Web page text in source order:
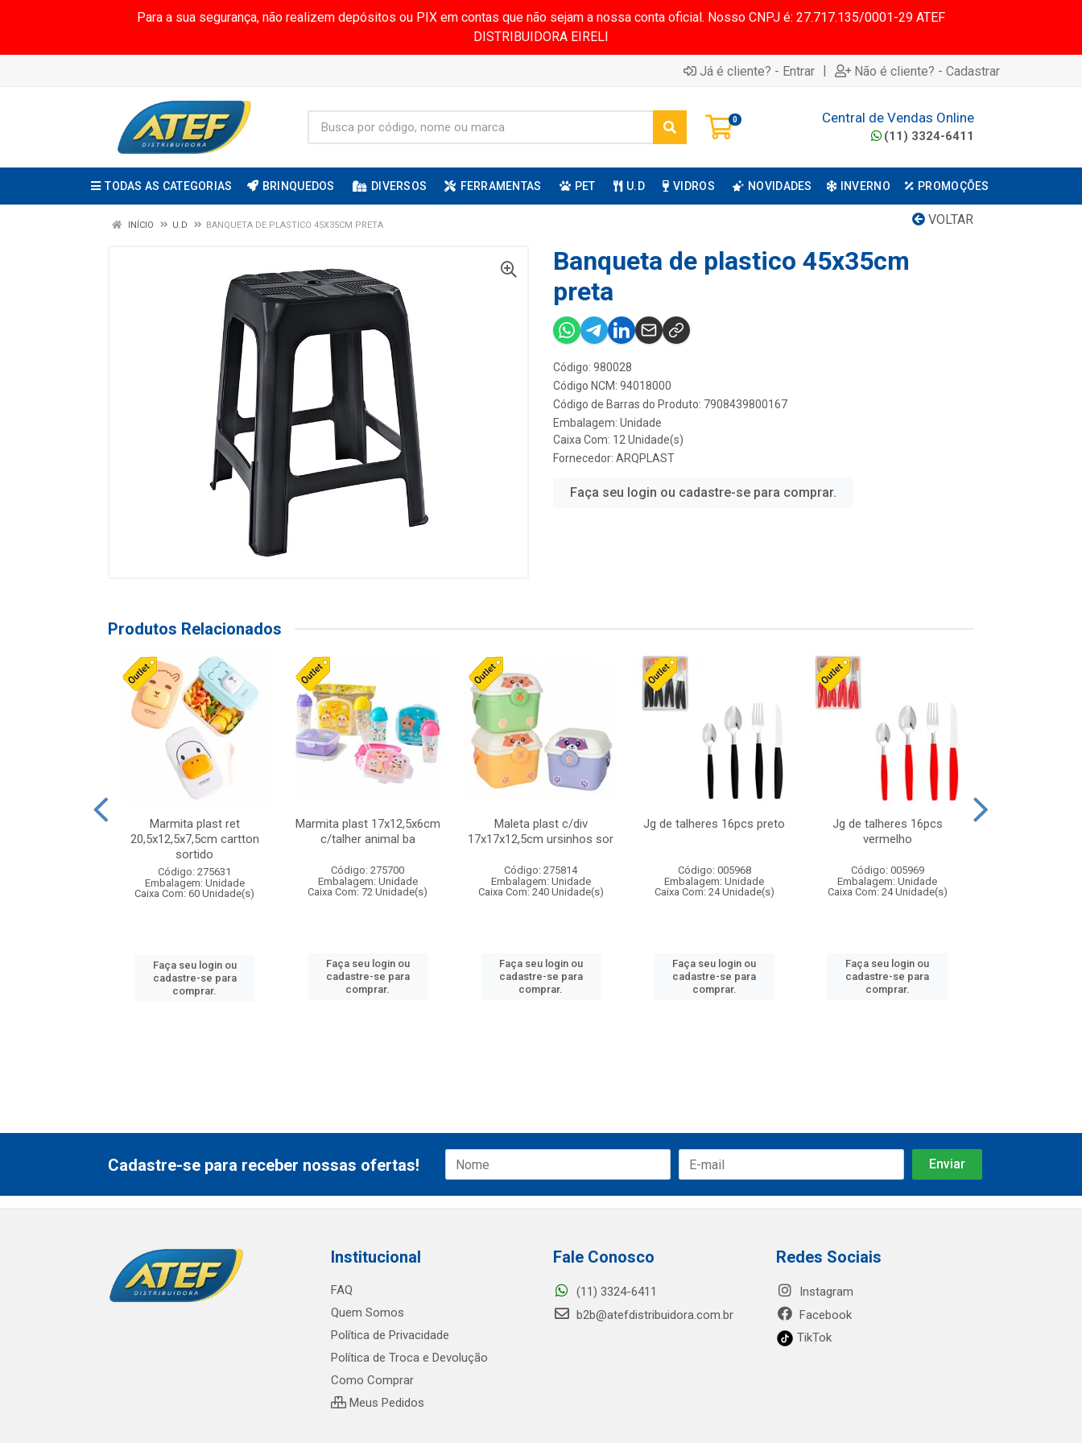
Para a sua segurança, não realizem depósitos ou PIX em contas que não sejam a nossa conta oficial. Nosso CNPJ é: 27.717.135/0001-29 ATEF
DISTRIBUIDORA EIRELI
Já é cliente? - Entrar | Não é cliente? - Cadastrar
0 Central de Vendas Online
(11) 3324-6411
TODAS AS CATEGORIAS BRINQUEDOS DIVERSOS FERRAMENTAS PET U.D VIDROS NOVIDADES INVERNO PROMOÇÕES
VOLTAR
INÍCIO U.D BANQUETA DE PLASTICO 45X35CM PRETA
Banqueta de plastico 45x35cm
preta
Código: 980028
Código NCM: 94018000
Código de Barras do Produto: 7908439800167
Embalagem: Unidade
Caixa Com: 12 Unidade(s)
Fornecedor: ARQPLAST
Faça seu login ou cadastre-se para comprar.
Produtos Relacionados
Marmita plast ret
20,5x12,5x7,5cm cartton
sortido
Código: 275631
Embalagem: Unidade
Caixa Com: 60 Unidade(s)
Faça seu login ou
cadastre-se para
comprar.
Marmita plast 17x12,5x6cm
c/talher animal ba
Código: 275700
Embalagem: Unidade
Caixa Com: 72 Unidade(s)
Faça seu login ou
cadastre-se para
comprar.
Maleta plast c/div
17x17x12,5cm ursinhos sor
Código: 275814
Embalagem: Unidade
Caixa Com: 240 Unidade(s)
Faça seu login ou
cadastre-se para
comprar.
Jg de talheres 16pcs preto
Código: 005968
Embalagem: Unidade
Caixa Com: 24 Unidade(s)
Faça seu login ou
cadastre-se para
comprar.
Jg de talheres 16pcs
vermelho
Código: 005969
Embalagem: Unidade
Caixa Com: 24 Unidade(s)
Faça seu login ou
cadastre-se para
comprar.
Cadastre-se para receber nossas ofertas!
Institucional
FAQ
Quem Somos
Política de Privacidade
Política de Troca e Devolução
Como Comprar
Meus Pedidos
Fale Conosco
(11) 3324-6411
b2b@atefdistribuidora.com.br
Redes Sociais
Instagram
Facebook
TikTok